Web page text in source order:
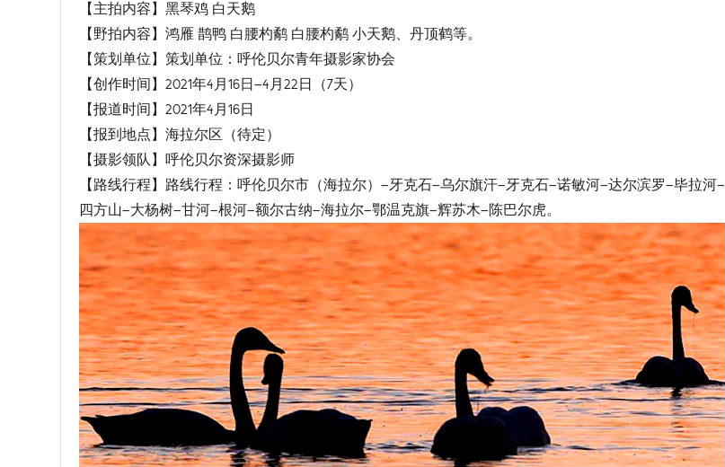
【主拍内容】黑琴鸡 白天鹅
【野拍内容】鸿雁 鹊鸭 白腰杓鹬 白腰杓鹬 小天鹅、丹顶鹤等。
【策划单位】策划单位：呼伦贝尔青年摄影家协会
【创作时间】2021年4月16日—4月22日（7天）
【报道时间】2021年4月16日
【报到地点】海拉尔区（待定）
【摄影领队】呼伦贝尔资深摄影师
【路线行程】路线行程：呼伦贝尔市（海拉尔）—牙克石—乌尔旗汗—牙克石—诺敏河—达尔滨罗—毕拉河—
四方山—大杨树—甘河—根河—额尔古纳—海拉尔—鄂温克旗—辉苏木—陈巴尔虎。